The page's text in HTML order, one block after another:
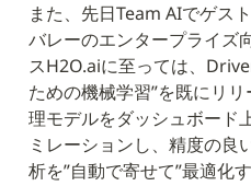
また、先日Team AIでゲス
バレーのエンタープライズ
スH2O.aiに至っては、
ための機械学習”を既にリ
理モデルをダッシュボード
ミレーションし、精度の良
析を”自動で寄せて”最適化